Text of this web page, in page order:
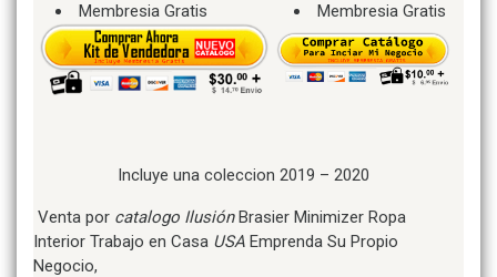
Membresia Gratis
Membresia Gratis
Incluye una coleccion 2019 – 2020
Venta por catalogo IlusiónBrasier Minimizer Ropa
Interior Trabajo en Casa USA Emprenda Su Propio
Negocio,